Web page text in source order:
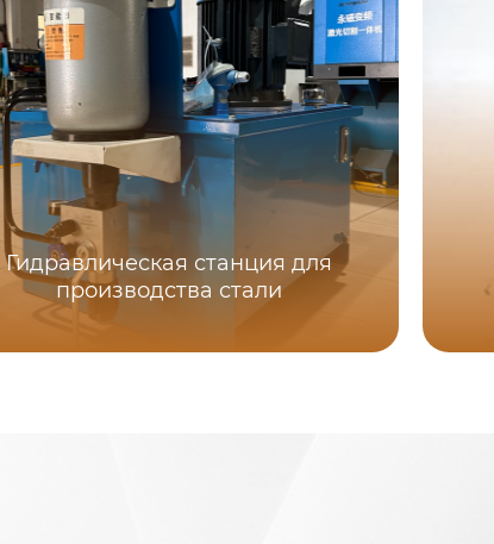
Гидравлическая станция для
производства стали